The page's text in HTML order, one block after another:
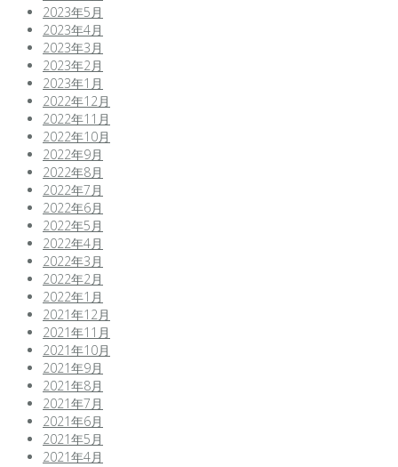
2023年5月
2023年4月
2023年3月
2023年2月
2023年1月
2022年12月
2022年11月
2022年10月
2022年9月
2022年8月
2022年7月
2022年6月
2022年5月
2022年4月
2022年3月
2022年2月
2022年1月
2021年12月
2021年11月
2021年10月
2021年9月
2021年8月
2021年7月
2021年6月
2021年5月
2021年4月